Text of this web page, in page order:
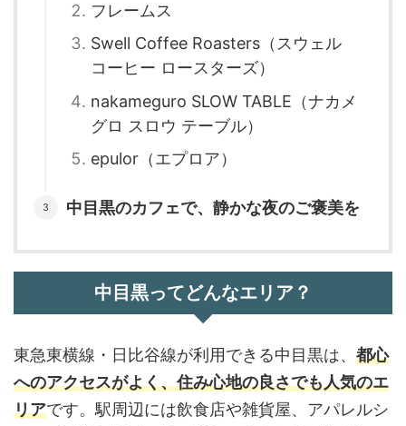
フレームス
Swell Coffee Roasters（スウェル
コーヒー ロースターズ）
nakameguro SLOW TABLE（ナカメ
グロ スロウ テーブル）
epulor（エプロア）
中目黒のカフェで、静かな夜のご褒美を
中目黒ってどんなエリア？
東急東横線・日比谷線が利用できる中目黒は、 都心
へのアクセスがよく、住み心地の良さでも人気のエ
リアです。駅周辺には飲食店や雑貨屋、アパレルシ